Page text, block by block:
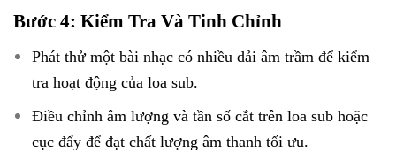
Bước 4: Kiểm Tra Và Tinh Chỉnh
Phát thử một bài nhạc có nhiều dải âm trầm để kiểm
tra hoạt động của loa sub.
Điều chỉnh âm lượng và tần số cắt trên loa sub hoặc
cục đẩy để đạt chất lượng âm thanh tối ưu.